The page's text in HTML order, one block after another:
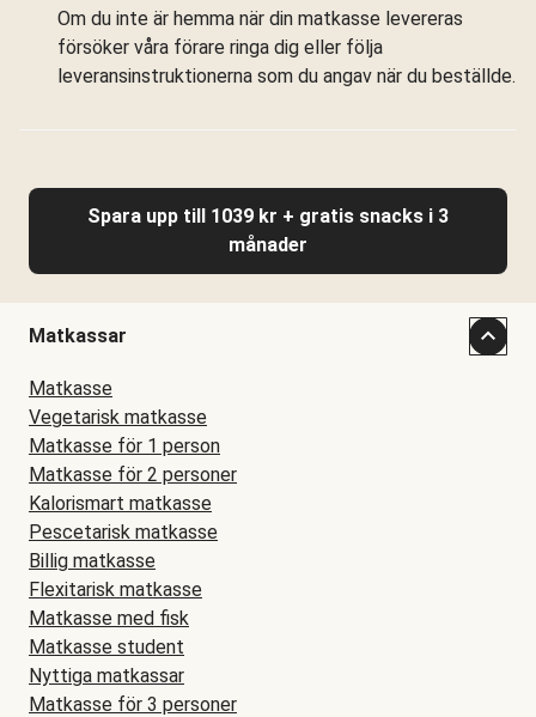
Om du inte är hemma när din matkasse levereras
försöker våra förare ringa dig eller följa
leveransinstruktionerna som du angav när du beställde.
Spara upp till 1039 kr + gratis snacks i 3
månader
Matkassar
Matkasse
Vegetarisk matkasse
Matkasse för 1 person
Matkasse för 2 personer
Kalorismart matkasse
Pescetarisk matkasse
Billig matkasse
Flexitarisk matkasse
Matkasse med fisk
Matkasse student
Nyttiga matkassar
Matkasse för 3 personer